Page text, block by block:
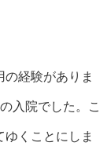
経験がありま
入院でした。こ
くことにしま